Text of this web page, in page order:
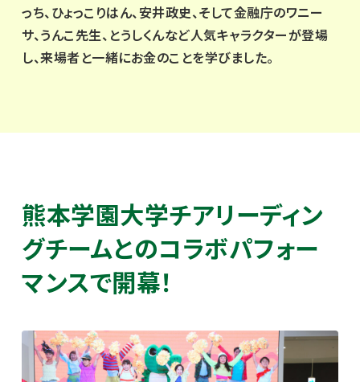
っち、ひょっこりはん、安井政史、そして金融庁のワニー
サ、うんこ先生、とうしくんなど人気キャラクターが登場
し、来場者と一緒にお金のことを学びました。
熊本学園大学チアリーディン
グチームとのコラボパフォー
マンスで開幕！